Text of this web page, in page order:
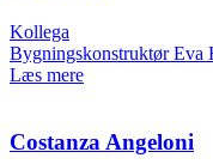
Kollega
Bygningskonstruktør Eva
Læs mere
Costanza Angeloni